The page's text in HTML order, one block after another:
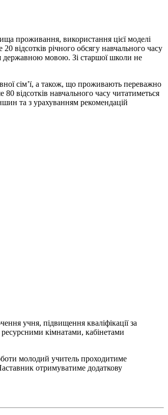
проживання, використання цієї моделі
відсотків річного обсягу навчального часу
державною мовою. Зі старшої школи не
сім’ї, а також, що проживають переважно
відсотків навчального часу читатиметься
та з урахуванням рекомендацій
учня, підвищення кваліфікації за
кімнатами, кабінетами
молодий учитель проходитиме
отримуватиме додаткову